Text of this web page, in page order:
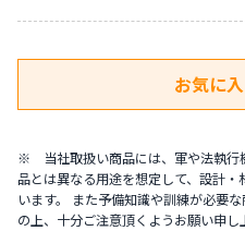
※ 当社取扱い商品には、軍や法執行
品とは異なる用途を想定して、設計
います。 また予備知識や訓練が必要
の上、十分ご注意頂くようお願い申し